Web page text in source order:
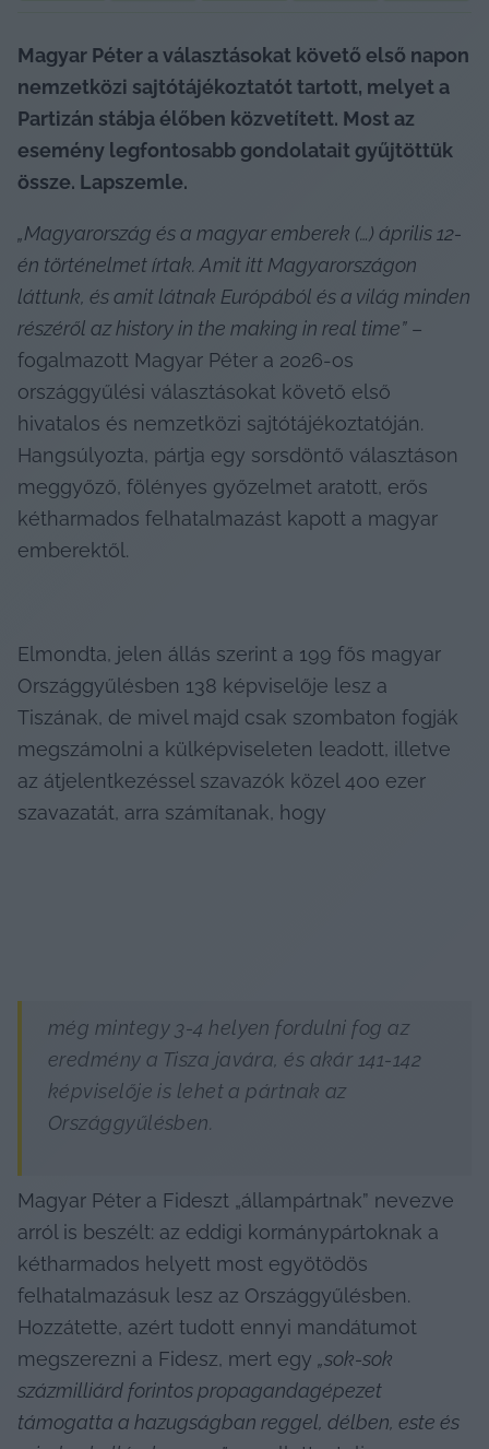
Magyar Péter a választásokat követő első napon
nemzetközi sajtótájékoztatót tartott, melyet a
Partizán stábja élőben közvetített. Most az
esemény legfontosabb gondolatait gyűjtöttük
össze. Lapszemle.
„Magyarország és a magyar emberek (…) április 12-
én történelmet írtak. Amit itt Magyarországon
láttunk, és amit látnak Európából és a világ minden
részéről az history in the making in real time” –
fogalmazott Magyar Péter a 2026-os
országgyűlési választásokat követő első
hivatalos és nemzetközi sajtótájékoztatóján.
Hangsúlyozta, pártja egy sorsdöntő választáson
meggyőző, fölényes győzelmet aratott, erős
kétharmados felhatalmazást kapott a magyar
emberektől.
Elmondta, jelen állás szerint a 199 fős magyar
Országgyűlésben 138 képviselője lesz a
Tiszának, de mivel majd csak szombaton fogják
megszámolni a külképviseleten leadott, illetve
az átjelentkezéssel szavazók közel 400 ezer
szavazatát, arra számítanak, hogy
még mintegy 3-4 helyen fordulni fog az
eredmény a Tisza javára, és akár 141-142
képviselője is lehet a pártnak az
Országgyűlésben.
Magyar Péter a Fideszt „állampártnak” nevezve
arról is beszélt: az eddigi kormánypártoknak a
kétharmados helyett most egyötödös
felhatalmazásuk lesz az Országgyűlésben.
Hozzátette, azért tudott ennyi mandátumot
megszerezni a Fidesz, mert egy „sok-sok
százmilliárd forintos propagandagépezet
támogatta a hazugságban reggel, délben, este és